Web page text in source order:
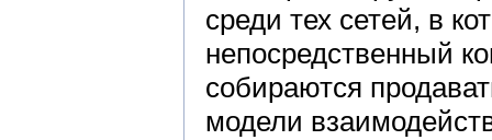
среди тех сетей, в
непосредственный
собираются
модели